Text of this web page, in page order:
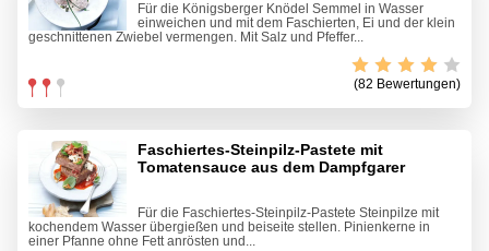
Für die Königsberger Knödel Semmel in Wasser
einweichen und mit dem Faschierten, Ei und der klein
geschnittenen Zwiebel vermengen. Mit Salz und Pfeffer...
(82 Bewertungen)
Faschiertes-Steinpilz-Pastete mit
Tomatensauce aus dem Dampfgarer
Für die Faschiertes-Steinpilz-Pastete Steinpilze mit
kochendem Wasser übergießen und beiseite stellen. Pinienkerne in
einer Pfanne ohne Fett anrösten und...